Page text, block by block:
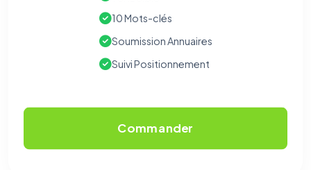
10 Mots-clés
Soumission Annuaires
Suivi Positionnement
Commander